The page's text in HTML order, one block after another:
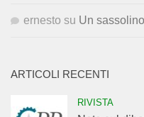
ernesto su Un
ARTICOLI RECENTI
RIVISTA